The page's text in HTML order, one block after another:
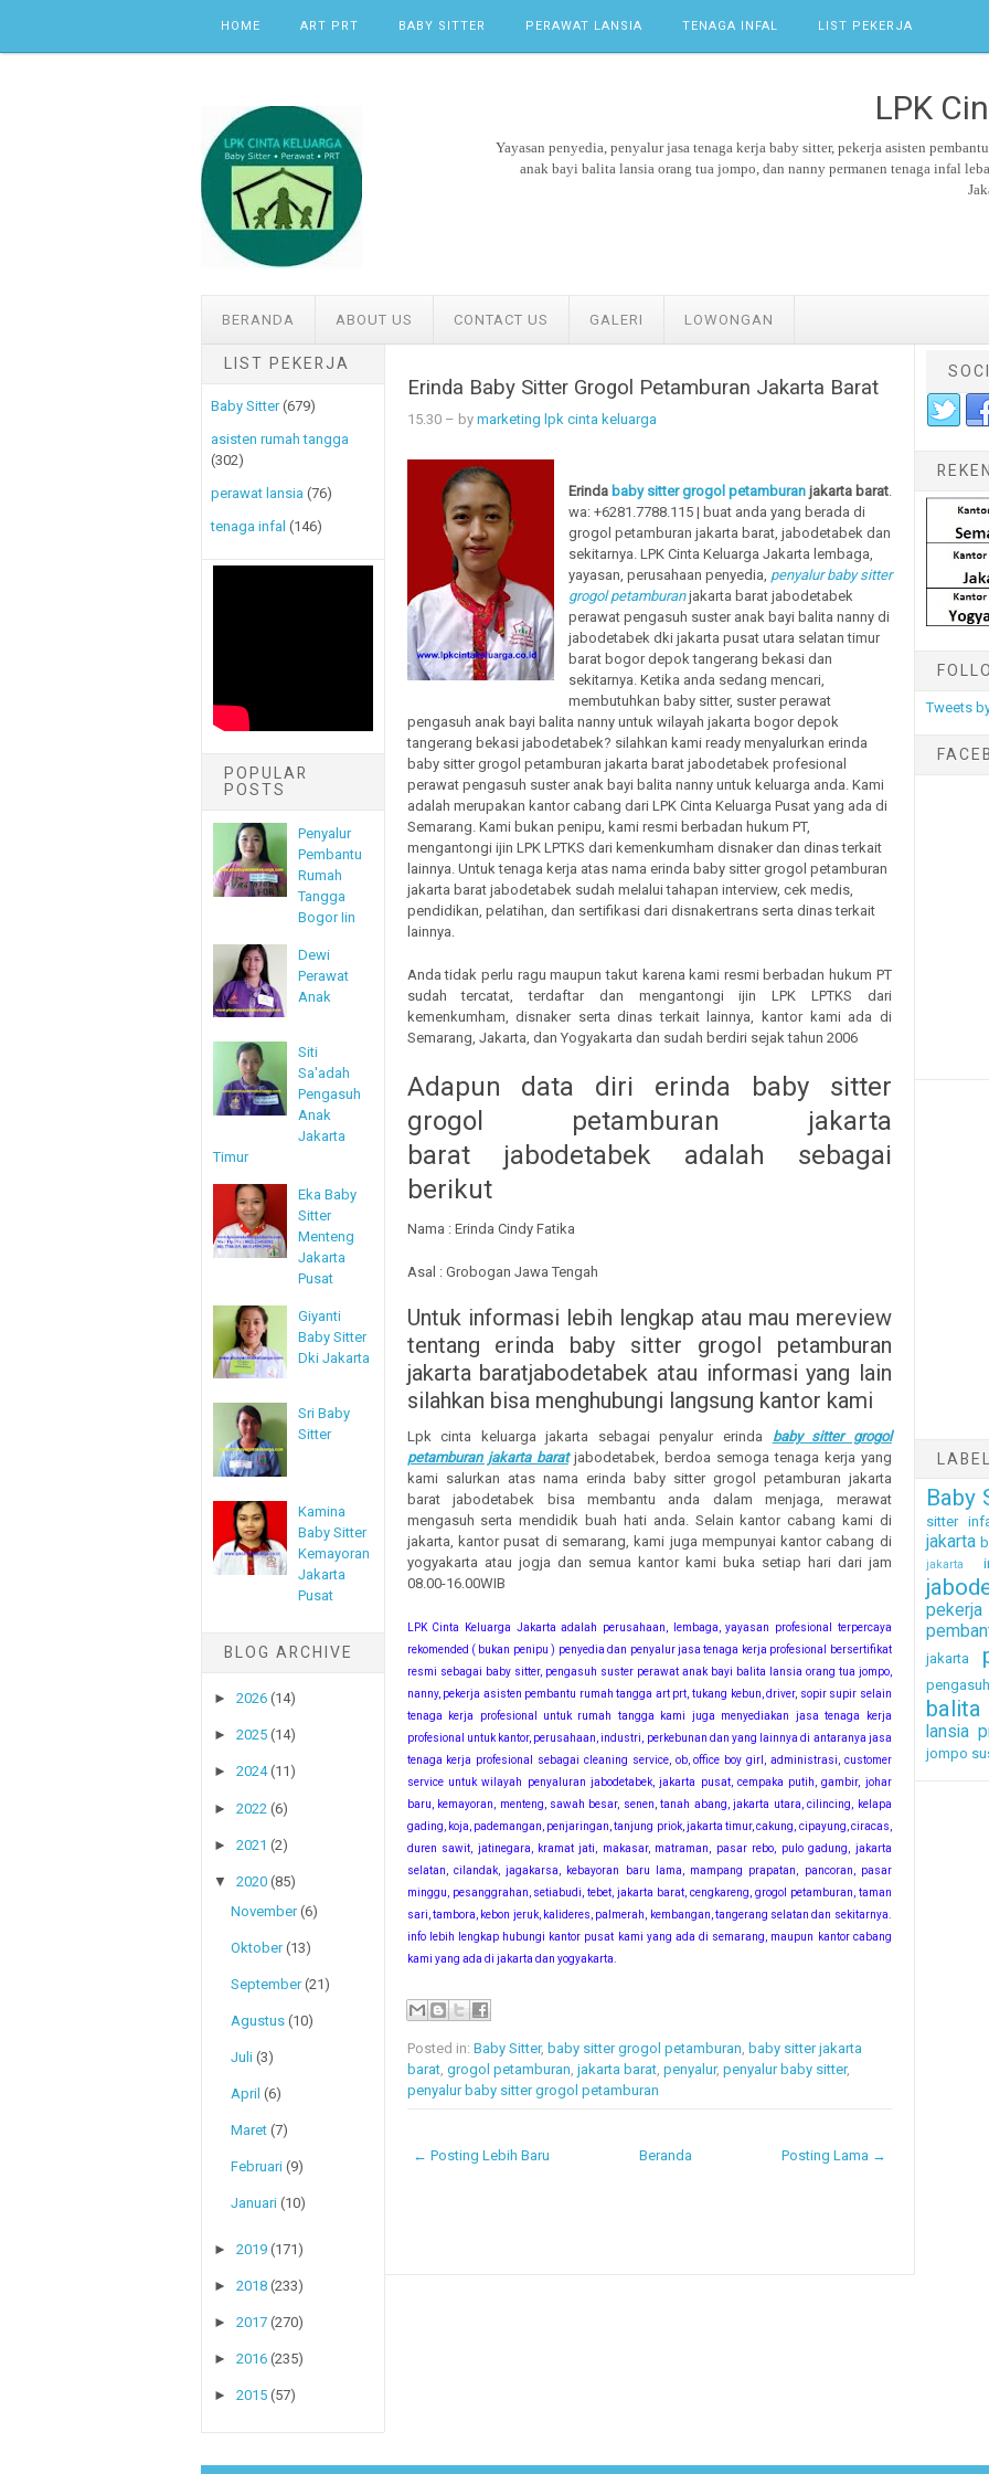
HOME ART PRT BABY SITTER PERAWAT LANSIA TENAGA INFAL LIST PEKERJA
LPK
Yayasan penyedia, penyalur jasa tenaga kerja baby sitter, pekerja asisten
anak bayi balita lansia orang tua jompo, dan nanny permanen tenaga infal
BERANDA ABOUT US CONTACT US GALERI LOWONGAN
LIST PEKERJA
Baby Sitter (679)
asisten rumah tangga
(302)
perawat lansia (76)
tenaga infal (146)
POPULAR
POSTS
Penyalur
Pembantu
Rumah
Tangga
Bogor Iin
Dewi
Perawat
Anak
Siti
Sa'adah
Pengasuh
Anak
Jakarta
Timur
Eka Baby
Sitter
Menteng
Jakarta
Pusat
Giyanti
Baby Sitter
Dki Jakarta
Sri Baby
Sitter
Kamina
Baby Sitter
Kemayoran
Jakarta
Pusat
BLOG ARCHIVE
►2026 (14)
►2025 (14)
►2024 (11)
►2022 (6)
►2021 (2)
▼ 2020 (85)
November (6)
Oktober (13)
September (21)
Agustus (10)
Juli (3)
April (6)
Maret (7)
Februari (9)
Januari (10)
►2019 (171)
►2018 (233)
►2017 (270)
►2016 (235)
►2015 (57)
Erinda Baby Sitter Grogol Petamburan Jakarta Barat
15.30– by marketing lpk cinta keluarga
Erinda baby sitter grogol petamburanjakarta barat.
wa: +6281.7788.115 | buat anda yang berada di
grogol petamburan jakarta barat, jabodetabek dan
sekitarnya. LPK Cinta Keluarga Jakarta lembaga,
yayasan, perusahaan penyedia, penyalur baby sitter
grogol petamburanjakarta barat jabodetabek
perawat pengasuh suster anak bayi balita nanny di
jabodetabek dki jakarta pusat utara selatan timur
barat bogor depok tangerang bekasi dan
sekitarnya. Ketika anda sedang mencari,
membutuhkan baby sitter, suster perawat
pengasuh anak bayi balita nanny untuk wilayah jakarta bogor depok
tangerang bekasi jabodetabek? silahkan kami ready menyalurkan erinda
baby sitter grogol petamburan jakarta barat jabodetabek profesional
perawat pengasuh suster anak bayi balita nanny untuk keluarga anda. Kami
adalah merupakan kantor cabang dari LPK Cinta Keluarga Pusat yang ada di
Semarang. Kami bukan penipu, kami resmi berbadan hukum PT,
mengantongi ijin LPK LPTKS dari kemenkumham disnaker dan dinas terkait
lainnya. Untuk tenaga kerja atas nama erinda baby sitter grogol petamburan
jakarta barat jabodetabek sudah melalui tahapan interview, cek medis,
pendidikan, pelatihan, dan sertifikasi dari disnakertrans serta dinas terkait
lainnya.
Anda tidak perlu ragu maupun takut karena kami resmi berbadan hukum PT
sudah tercatat, terdaftar dan mengantongi ijin LPK LPTKS dari
kemenkumham, disnaker serta dinas terkait lainnya, kantor kami ada di
Semarang, Jakarta, dan Yogyakarta dan sudah berdiri sejak tahun 2006
Adapun data diri erinda baby sitter
grogol petamburan jakarta
barat jabodetabek adalah sebagai
berikut
Nama : Erinda Cindy Fatika
Asal : Grobogan Jawa Tengah
Untuk informasi lebih lengkap atau mau mereview
tentang erinda baby sitter grogol petamburan
jakarta baratjabodetabek atau informasi yang lain
silahkan bisa menghubungi langsung kantor kami
Lpk cinta keluarga jakarta sebagai penyalur erinda baby sitter grogol
petamburan jakarta baratjabodetabek, berdoa semoga tenaga kerja yang
kami salurkan atas nama erinda baby sitter grogol petamburan jakarta
barat jabodetabek bisa membantu anda dalam menjaga, merawat
mengasuh serta mendidik buah hati anda. Selain kantor cabang kami di
jakarta, kantor pusat di semarang, kami juga mempunyai kantor cabang di
yogyakarta atau jogja dan semua kantor kami buka setiap hari dari jam
08.00-16.00WIB
LPK Cinta Keluarga Jakarta adalah perusahaan, lembaga, yayasan profesional terpercaya
rekomended ( bukan penipu ) penyedia dan penyalur jasa tenaga kerja profesional bersertifikat
resmi sebagai baby sitter, pengasuh suster perawat anak bayi balita lansia orang tua jompo,
nanny, pekerja asisten pembantu rumah tangga art prt, tukang kebun, driver, sopir supir selain
tenaga kerja profesional untuk rumah tangga kami juga menyediakan jasa tenaga kerja
profesional untuk kantor, perusahaan, industri, perkebunan dan yang lainnya di antaranya jasa
tenaga kerja profesional sebagai cleaning service, ob, office boy girl, administrasi, customer
service untuk wilayah penyaluran jabodetabek, jakarta pusat, cempaka putih, gambir, johar
baru, kemayoran, menteng, sawah besar, senen, tanah abang, jakarta utara, cilincing, kelapa
gading, koja, pademangan, penjaringan, tanjung priok, jakarta timur, cakung, cipayung, ciracas,
duren sawit, jatinegara, kramat jati, makasar, matraman, pasar rebo, pulo gadung, jakarta
selatan, cilandak, jagakarsa, kebayoran baru lama, mampang prapatan, pancoran, pasar
minggu, pesanggrahan, setiabudi, tebet, jakarta barat, cengkareng, grogol petamburan, taman
sari, tambora, kebon jeruk, kalideres, palmerah, kembangan, tangerang selatan dan sekitarnya.
info lebih lengkap hubungi kantor pusat kami yang ada di semarang, maupun kantor cabang
kami yang ada di jakarta dan yogyakarta.
Posted in: Baby Sitter, baby sitter grogol petamburan, baby sitter jakarta
barat, grogol petamburan, jakarta barat, penyalur, penyalur baby sitter,
penyalur baby sitter grogol petamburan
← Posting Lebih Baru Posting Lama →
Beranda
Tweets
Baby
sitter
jakarta
jakarta
jakarta
balita
lansia
jompo